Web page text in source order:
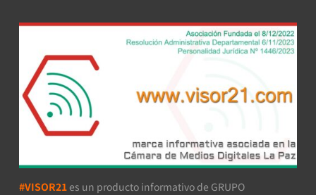
#VISOR21 es un producto informativo de GRUPO